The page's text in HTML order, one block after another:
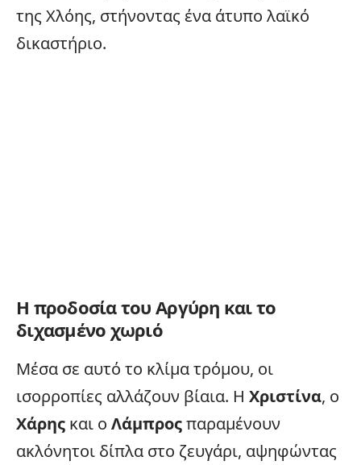
της Χλόης, στήνοντας ένα άτυπο λαϊκό
δικαστήριο.
Η προδοσία του Αργύρη και το
διχασμένο χωριό
Μέσα σε αυτό το κλίμα τρόμου, οι
ισορροπίες αλλάζουν βίαια. Η Χριστίνα, ο
Χάρης και ο Λάμπροςπαραμένουν
ακλόνητοι δίπλα στο ζευγάρι, αψηφώντας